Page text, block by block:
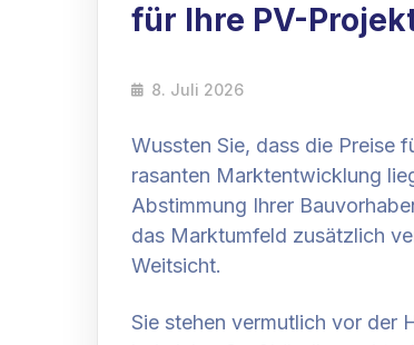
für Ihre PV-
8. Juli 2026
Wussten Sie, dass die Preise
rasanten Marktentwicklung
Abstimmung Ihrer
das Marktumfeld zusätzlich
Weitsicht.
Sie stehen vermutlich vor der